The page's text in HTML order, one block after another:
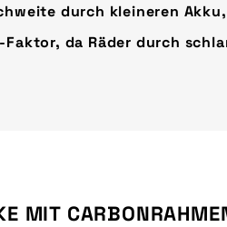
durch kleineren
da Räder durch
MIT